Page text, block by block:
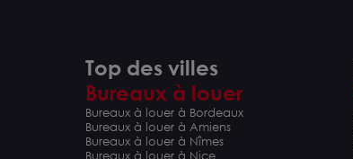
Top des villes
Bureaux à louer
Bureaux à louer à Bordeaux
Bureaux à louer à Amiens
Bureaux à louer à Nîmes
Bureaux à louer à Nice